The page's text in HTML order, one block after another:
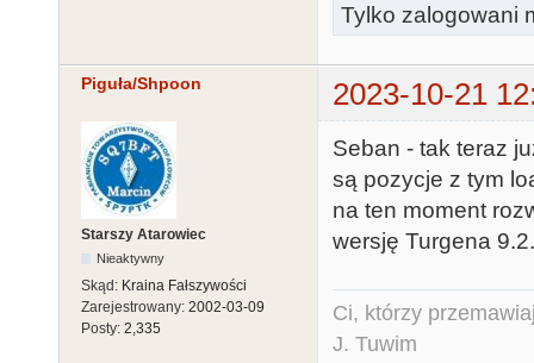
Tylko zalogowani
Piguła/Shpoon 2023-10-21
Starszy Atarowiec
Nieaktywny
Skąd: Kraina Fałszywości
Zarejestrowany: 2002-03-09
Posty: 2,335
Seban - tak teraz
są pozycje z tym
na ten moment
wersję Turgena
Ci, którzy
J. Tuwim